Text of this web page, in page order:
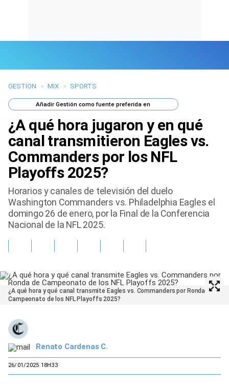
Últimas Noticias
Mi Bolsillo
Respuestas
Gente
Vida Laboral
Tendencias Mix
Sports
GESTION > MIX > SPORTS
AñadirGestión como fuente preferida en
¿A qué hora jugaron y en qué
canal transmitieron Eagles vs.
Commanders por los NFL
Playoffs 2025?
Horarios y canales de televisión del duelo
Washington Commanders vs. Philadelphia Eagles el
domingo 26 de enero, por la Final de la Conferencia
Nacional de la NFL 2025.
¿A qué hora y qué canal transmite Eagles vs. Commanders por Ronda de
Campeonato de los NFL Playoffs 2025?
Renato Cardenas C.
26/01/2025 18H33